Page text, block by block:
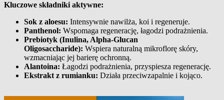
Kluczowe składniki aktywne:
Sok z aloesu: Intensywnie nawilża, koi i regeneruje.
Panthenol: Wspomaga regenerację, łagodzi podrażnienia.
Prebiotyk (Inulina, Alpha-Glucan
Oligosaccharide): Wspiera naturalną mikroflorę skóry,
wzmacniając jej barierę ochronną.
Alantoina: Łagodzi podrażnienia, przyspiesza regenerację.
Ekstrakt z rumianku: Działa przeciwzapalnie i kojąco.